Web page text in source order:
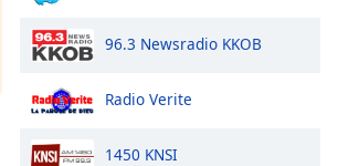
96.3 Newsradio KKOB
Radio Verite
1450 KNSI